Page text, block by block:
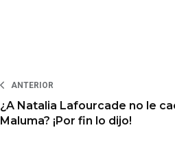
ANTERIOR
¿A Natalia Lafourcade no le
Maluma? ¡Por fin lo dijo!